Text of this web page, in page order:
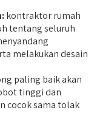
kontraktor rumah
tentang seluruh
melakukan desain
paling baik akan
tinggi dan
cocok sama tolak